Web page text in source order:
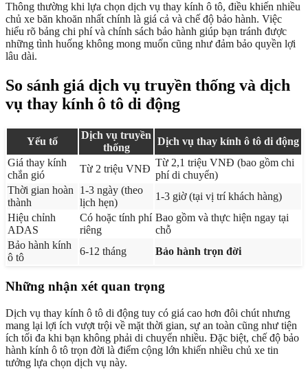
Thông thường khi lựa chọn dịch vụ thay kính ô tô, điều khiến nhiều
chủ xe băn khoăn nhất chính là giá cả và chế độ bảo hành. Việc
hiểu rõ bảng chi phí và chính sách bảo hành giúp bạn tránh được
những tình huống không mong muốn cũng như đảm bảo quyền lợi
lâu dài.
So sánh giá dịch vụ truyền thống và dịch
vụ thay kính ô tô di động
Yếu tố
Dịch vụ truyền
thống
Dịch vụ thay kính ô tô di động
Giá thay kính
chắn gió
Từ 2 triệu VNĐ
Từ 2,1 triệu VNĐ (bao gồm chi
phí di chuyển)
Thời gian hoàn
thành
1-3 ngày (theo
lịch hẹn)
1-3 giờ (tại vị trí khách hàng)
Hiệu chỉnh
ADAS
Có hoặc tính phí
riêng
Bao gồm và thực hiện ngay tại
chỗ
Bảo hành kính
ô tô
6-12 tháng Bảo hành trọn đời
Những nhận xét quan trọng
Dịch vụ thay kính ô tô di động tuy có giá cao hơn đôi chút nhưng
mang lại lợi ích vượt trội về mặt thời gian, sự an toàn cũng như tiện
ích tối đa khi bạn không phải di chuyển nhiều. Đặc biệt, chế độ bảo
hành kính ô tô trọn đời là điểm cộng lớn khiến nhiều chủ xe tin
tưởng lựa chọn dịch vụ này.